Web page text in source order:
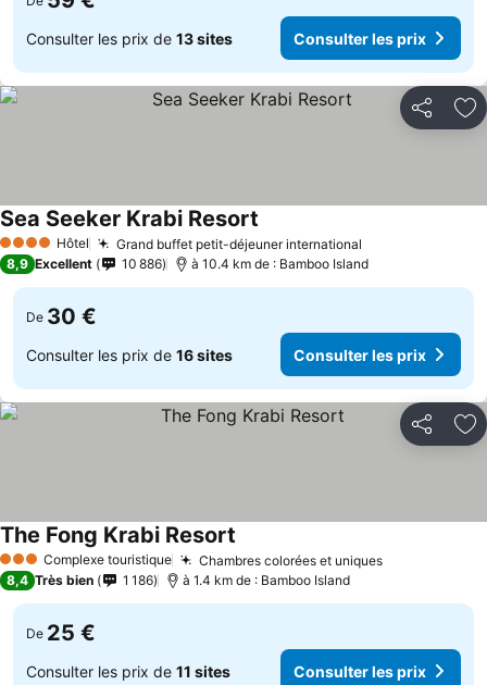
Consulter les prix de 13 sites Consulter les prix
Partager
4 Étoiles Hôtel Grand buffet petit-déjeuner international
Sea Seeker Krabi Resort
8,9 Excellent 10 886 à 10.4 km de : Bamboo Island
De 30 €
Consulter les prix de 16 sites Consulter les prix
Partager
3 ÉtoilesComplexe touristique Chambres colorées et uniques
The Fong Krabi Resort
8,4 Très bien 1 186 à 1.4 km de : Bamboo Island
De 25 €
Consulter les prix de 11 sites Consulter les prix